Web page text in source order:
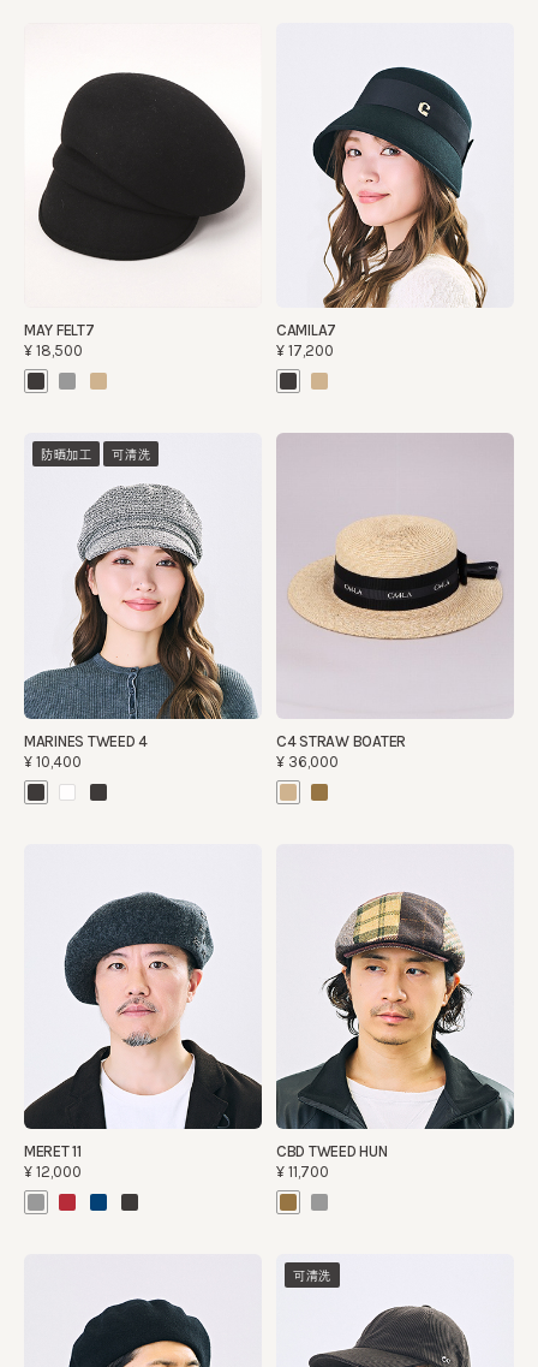
MAY FELT7
¥18,500
CAMILA7
¥17,200
防晒加工 可清洗
MARINES TWEED 4
¥10,400
C4 STRAW BOATER
¥36,000
MERET 11
¥12,000
CBD TWEED HUN
¥11,700
可清洗